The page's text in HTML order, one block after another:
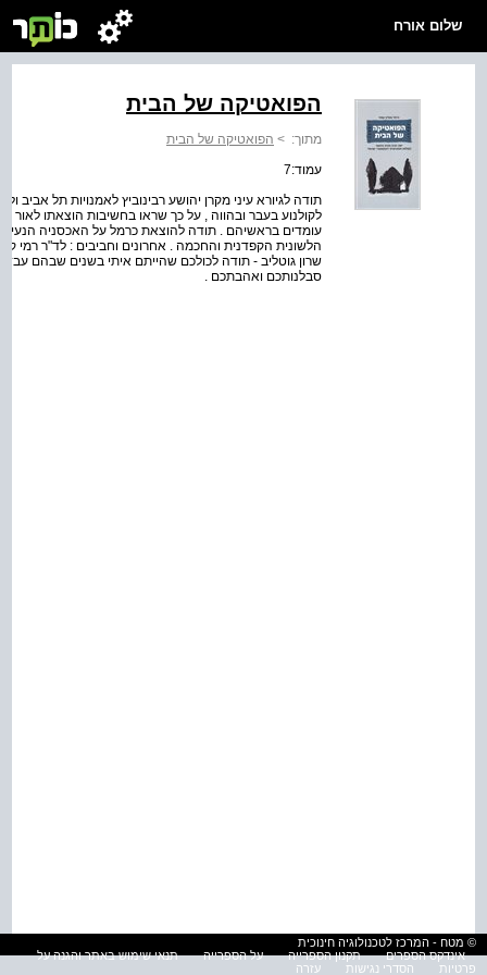
שלום אורח
הפואטיקה של הבית
מתוך: > הפואטיקה של הבית
עמוד:7
תודה לגיורא עיני מקרן יהושע רבינוביץ לאמנויות תל אביב
לקולנוע בעבר ובהווה , על כך שראו בחשיבות הוצאתו
עומדים בראשיהם . תודה להוצאת כרמל על האכסניה
הלשונית הקפדנית והחכמה . אחרונים וחביבים : לד"ר רמי
שרון גוטליב - תודה לכולכם שהייתם איתי בשנים שבהם
סבלנותכם ואהבתכם .
© מטח - המרכז לטכנולוגיה חינוכית
אינדקס הספרים
תקנון הספרייה על הספרייה
תנאי שימוש באתר והגנה על
פרטיות
הסדרי נגישות עזרה